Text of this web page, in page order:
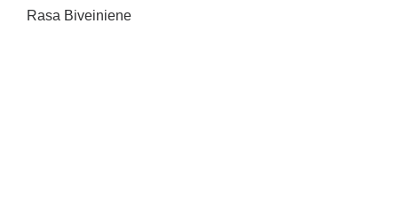
Rasa Biveiniene